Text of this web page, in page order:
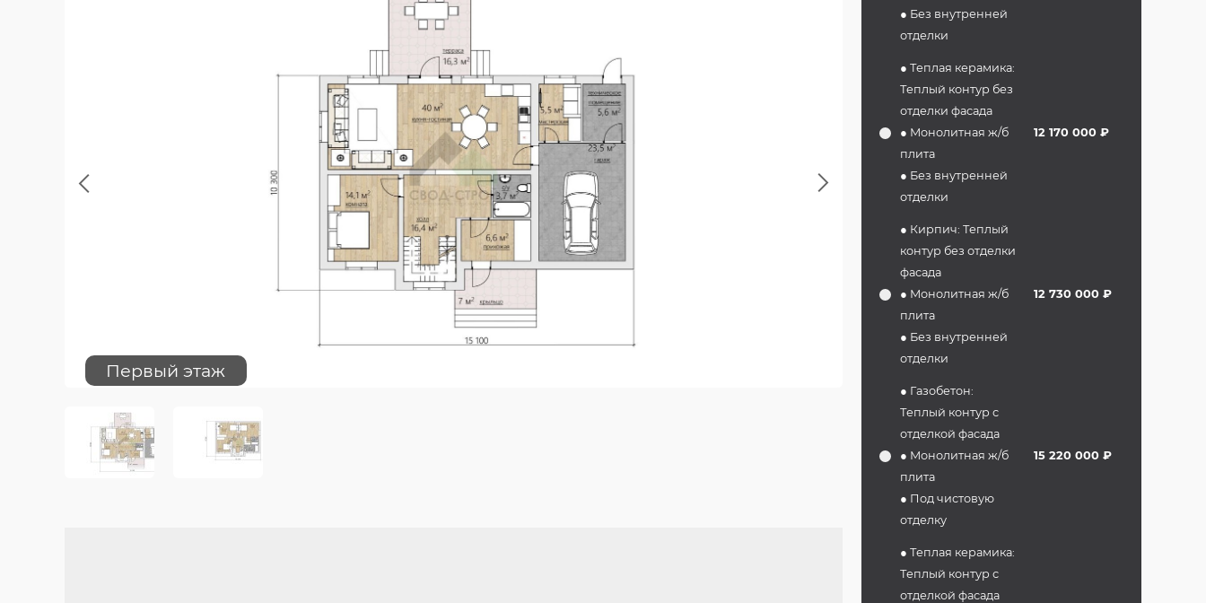
Previous
Первый этаж Второй этаж
Next
● Без внутренней
отделки
● Теплая керамика:
Теплый контур без
отделки фасада
● Монолитная ж/б
плита
● Без внутренней
отделки
12 170 000 ₽
● Кирпич: Теплый
контур без отделки
фасада
● Монолитная ж/б
плита
● Без внутренней
отделки
12 730 000 ₽
● Газобетон:
Теплый контур с
отделкой фасада
● Монолитная ж/б
плита
● Под чистовую
отделку
15 220 000 ₽
● Теплая керамика:
Теплый контур с
отделкой фасада